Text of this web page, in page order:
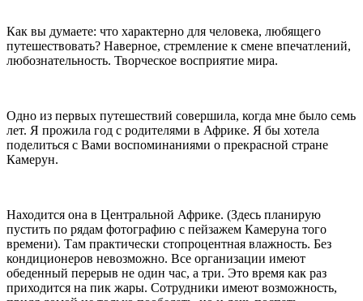
Как вы думаете: что характерно для человека, любящего
путешествовать? Наверное, стремление к смене впечатлений,
любознательность. Творческое восприятие мира.
Одно из первых путешествий совершила, когда мне было семь
лет. Я прожила год с родителями в Африке. Я бы хотела
поделиться с Вами воспоминаниями о прекрасной стране
Камерун.
Находится она в Центральной Африке. (Здесь планирую
пустить по рядам фотографию с пейзажем Камеруна того
времени). Там практически стопроцентная влажность. Без
кондиционеров невозможно. Все организации имеют
обеденный перерыв не один час, а три. Это время как раз
приходится на пик жары. Сотрудники имеют возможность,